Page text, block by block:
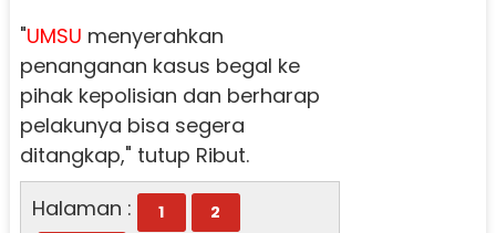
"UMSU menyerahkan
penanganan kasus begal ke
pihak kepolisian dan berharap
pelakunya bisa segera
ditangkap," tutup Ribut.
Halaman :
1 2